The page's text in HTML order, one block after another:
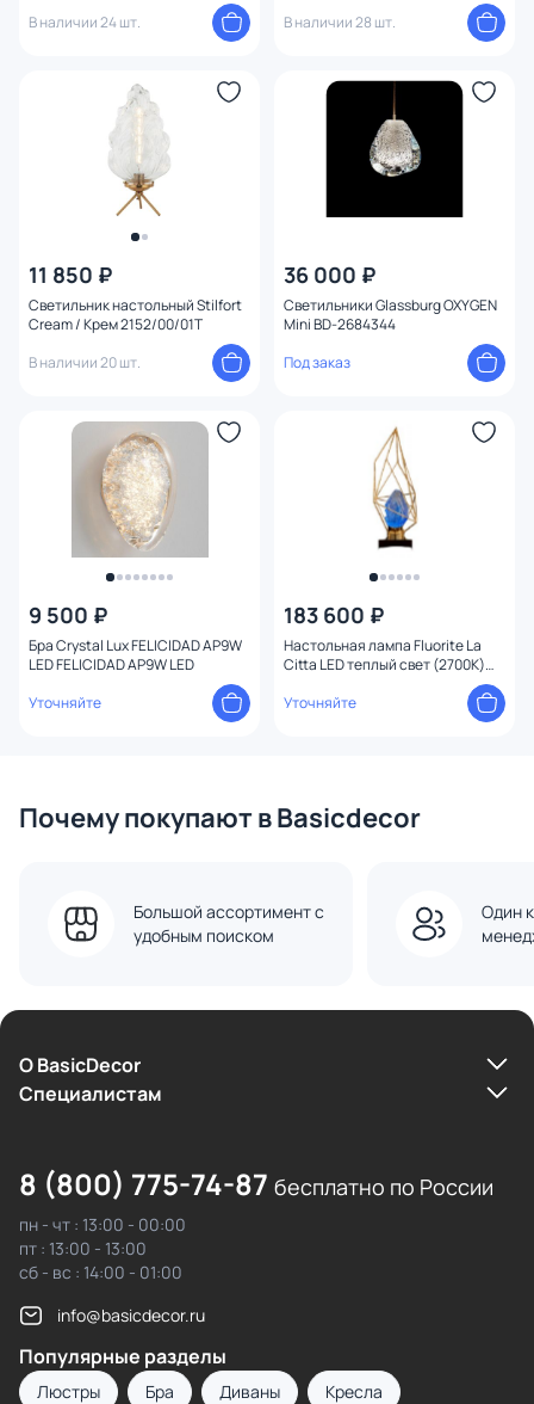
В наличии 24 шт.
В наличии 28 шт.
11 850 ₽
Светильник настольный Stilfort
Cream / Крем 2152/00/01T
В наличии 20 шт.
36 000 ₽
Светильники Glassburg OXYGEN
Mini BD-2684344
Под заказ
9 500 ₽
Бра Crystal Lux FELICIDAD AP9W
LED FELICIDAD AP9W LED
Уточняйте
183 600 ₽
Настольная лампа Fluorite La
Citta LED теплый свет (2700K)
Уточняйте
Почему покупают в Basicdecor
Большой ассортимент с
удобным поиском
Один
О BasicDecor
Cпециалистам
8 (800) 775-74-87 бесплатно по России
пн - чт : 13:00 - 00:00
пт : 13:00 - 13:00
сб - вс : 14:00 - 01:00
info@basicdecor.ru
Популярные разделы
Люстры Бра Диваны Кресла